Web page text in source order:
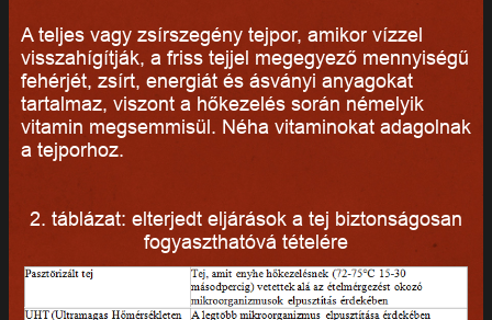
A teljes vagy zsírszegény tejpor, amikor vízzel
visszahígítják, a friss tejjel megegyező mennyiségű
fehérjét, zsírt, energiát és ásványi anyagokat
tartalmaz, viszont a hőkezelés során némelyik
vitamin megsemmisül. Néha vitaminokat adagolnak
a tejporhoz.
2. táblázat: elterjedt eljárások a tej biztonságosan
fogyaszthatóvá tételére